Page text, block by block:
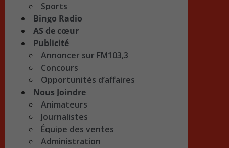
Sports
Bingo Radio
AS de cœur
Publicité
Annoncer sur FM103,3
Concours
Opportunités d’affaires
Nous Joindre
Animateurs
Journalistes
Équipe des ventes
Administration